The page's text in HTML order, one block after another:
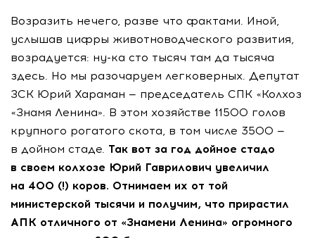
Возразить нечего, разве что фактами. Иной,
услышав цифры животноводческого развития,
возрадуется: ну-ка сто тысяч там да тысяча
здесь. Но мы разочаруем легковерных. Депутат
ЗСК Юрий Хараман — председатель СПК «Колхоз
«Знамя Ленина». В этом хозяйстве 11500 голов
крупного рогатого скота, в том числе 3500 —
в дойном стаде. Так вот за год дойное стадо
в своем колхозе Юрий Гаврилович увеличил
на 400 (!) коров. Отнимаем их от той
министерской тысячи и получим, что прирастил
АПК отличного от «Знамени Ленина» огромного